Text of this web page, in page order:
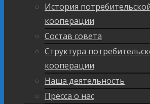
История
кооперации
Состав совета
Структура
кооперации
Наша деятельность
Пресса о нас